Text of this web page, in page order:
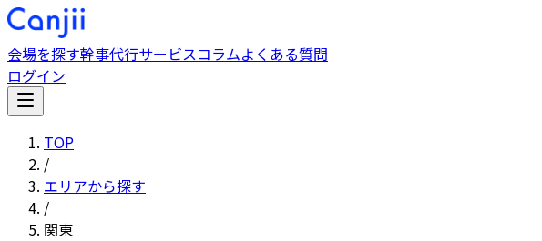
会場を探す幹事代行サービスコラムよくある質問
ログイン
TOP
/
エリアから探す
/
関東